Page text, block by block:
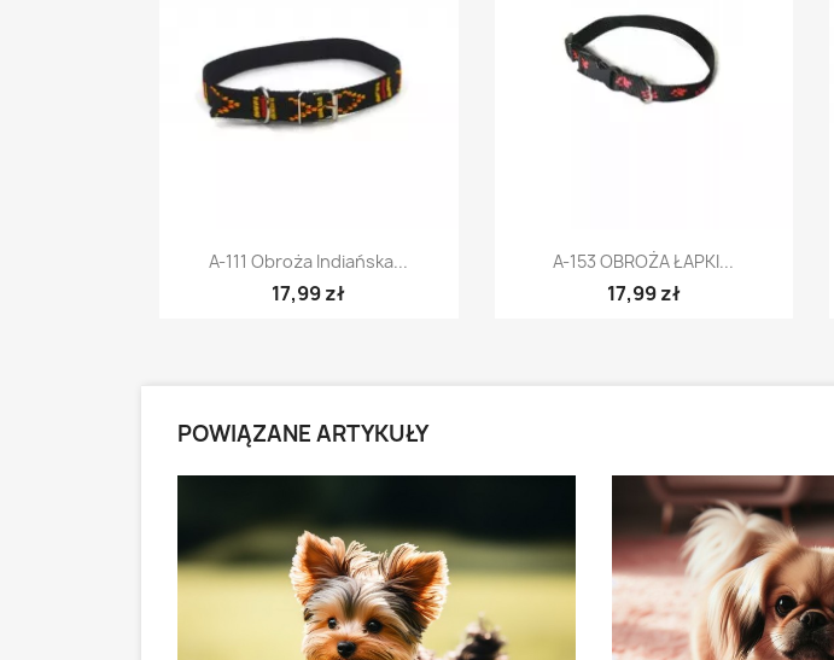
 Szybki podgląd
A-111 Obroża Indiańska...
17,99 zł
Szybki podgląd
A-153 OBROŻA ŁAPKI...
17,99 zł
POWIĄZANE ARTYKUŁY